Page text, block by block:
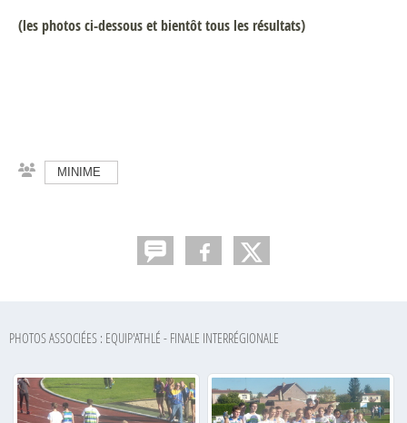
(les photos ci-dessous et bientôt tous les résultats)
MINIME
PHOTOS ASSOCIÉES : EQUIP'ATHLÉ - FINALE INTERRÉGIONALE